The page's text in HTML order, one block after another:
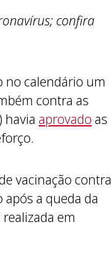
confira
no calendário um
contra as
haviaaprovado as
vacinação contra
a queda da
em